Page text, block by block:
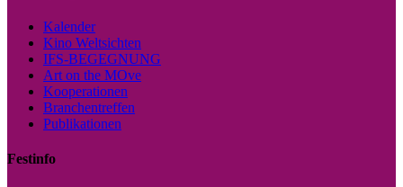
Kalender
Kino Weltsichten
IFS-BEGEGNUNG
Art on the MOve
Kooperationen
Branchentreffen
Publikationen
Festinfo